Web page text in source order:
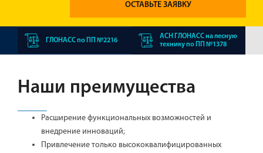
ОСТАВЬТЕ ЗАЯВКУ
ГЛОНАСС по ПП №2216
АСН ГЛОНАСС на лесную
технику по ПП №1378
Наши преимущества
Расширение функциональных возможностей и
внедрение инноваций;
Привлечение только высококвалифицированных